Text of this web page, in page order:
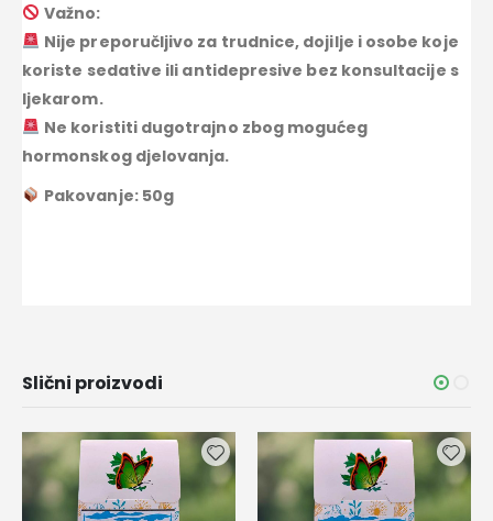
Važno:
Nije preporučljivo za trudnice, dojilje i osobe koje
koriste sedative ili antidepresive bez konsultacije s
ljekarom.
Ne koristiti dugotrajno zbog mogućeg
hormonskog djelovanja.
Pakovanje: 50g
Slični proizvodi